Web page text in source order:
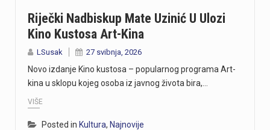
Riječki Nadbiskup Mate Uzinić U Ulozi
Kino Kustosa Art-Kina
LSusak 27 svibnja, 2026
Novo izdanje Kino kustosa – popularnog programa Art-
kina u sklopu kojeg osoba iz javnog života bira,…
VIŠE
Posted in Kultura, Najnovije